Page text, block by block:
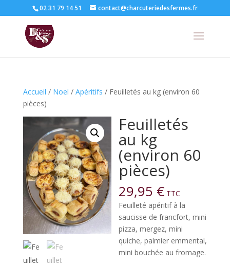
02 31 79 14 51 contact@charcuteriedesfermes.fr
Accueil / Noel / Apéritifs / Feuilletés au kg (environ 60
pièces)
Feuilletés
au kg
(environ 60
pièces)
29,95 € TTC
Feuilleté apéritif à la
saucisse de francfort, mini
pizza, mergez, mini
quiche, palmier emmental,
mini bouchée au fromage.